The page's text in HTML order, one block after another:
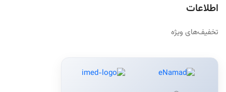
اطلاعات
تخفیف‌های ویژه